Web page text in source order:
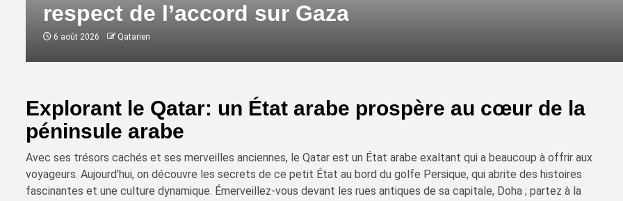
respect de l’accord sur Gaza
6 août 2026 Qatarien
Explorant le Qatar: un État arabe prospère au cœur de la
péninsule arabe
Avec ses trésors cachés et ses merveilles anciennes, le Qatar est un État arabe exaltant qui a beaucoup à offrir aux
voyageurs. Aujourd'hui, on découvre les secrets de ce petit État au bord du golfe Persique, qui abrite des histoires
fascinantes et une culture dynamique. Émerveillez-vous devant les rues antiques de sa capitale, Doha ; partez à la